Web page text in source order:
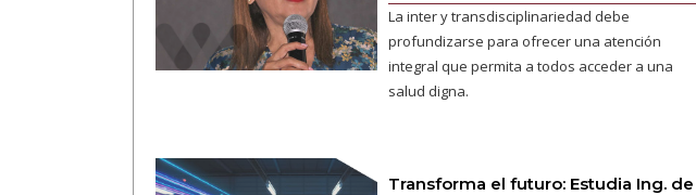
La inter y transdisciplinariedad debe
profundizarse para ofrecer una atención
integral que permita a todos acceder a una
salud digna.
Transforma el futuro: Estudia Ing. de